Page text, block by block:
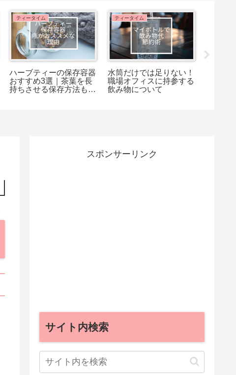
ティータイム
ハーブティーの保存容器
おすすめ3選｜茶葉を長
持ちさせる保存方法も解
ティータイム
水筒だけでは足りない！
職場オフィスに持参する
飲み物について
スポンサーリンク
サイト内検索